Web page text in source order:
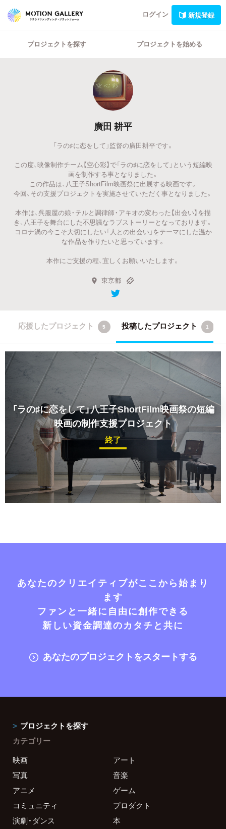
ログイン 新規登録
プロジェクトを探す プロジェクトを始める
廣田 耕平
「ラの♯に恋をして」監督の廣田耕平です。
この度、映像制作チーム【空心彩】で「ラの♯に恋をして」という短編映
画を制作する事となりました。
この作品は、八王子ShortFilm映画祭に出展する映画です。
今回、その支援プロジェクトを実施させていただく事となりました。
本作は、呉服屋の娘・テルと調律師・アキオの変わった【出会い】を描
き、八王子を舞台にした不思議なラブストーリーとなっております。
コロナ渦の今こそ大切にしたい「人との出会い」をテーマにした温か
な作品を作りたいと思っています。
本作にご支援の程、宜しくお願いいたします。
東京都
応援したプロジェクト 5 投稿したプロジェクト 1
「ラの♯に恋をして」八王子ShortFilm映画祭の短編
映画の制作支援プロジェクト
終了
あなたのクリエイティブがここから始まり
ます
ファンと一緒に自由に創作できる
新しい資金調達のカタチと共に
あなたのプロジェクトをスタートする
プロジェクトを探す
カテゴリー
映画
アート
写真
音楽
アニメ
ゲーム
コミュニティ
プロダクト
演劇・ダンス
本